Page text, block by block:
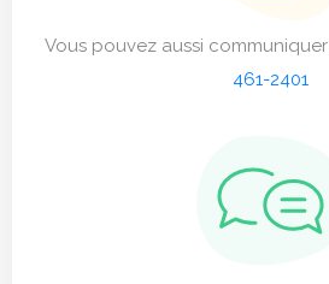
Vous pouvez aussi
461-2401